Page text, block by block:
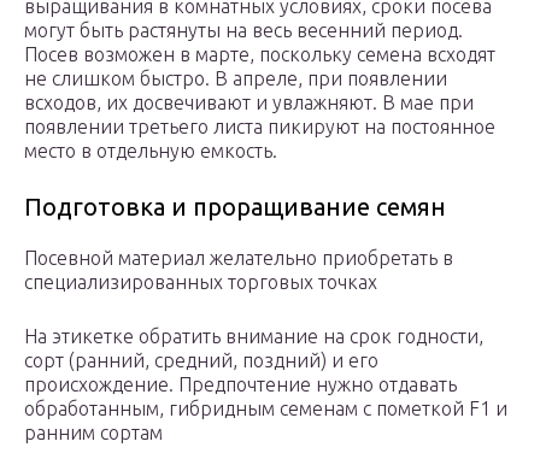
выращивания в комнатных условиях, сроки посева
могут быть растянуты на весь весенний период.
Посев возможен в марте, поскольку семена всходят
не слишком быстро. В апреле, при появлении
всходов, их досвечивают и увлажняют. В мае при
появлении третьего листа пикируют на постоянное
место в отдельную емкость.
Подготовка и проращивание семян
Посевной материал желательно приобретать в
специализированных торговых точках
На этикетке обратить внимание на срок годности,
сорт (ранний, средний, поздний) и его
происхождение. Предпочтение нужно отдавать
обработанным, гибридным семенам с пометкой F1 и
ранним сортам